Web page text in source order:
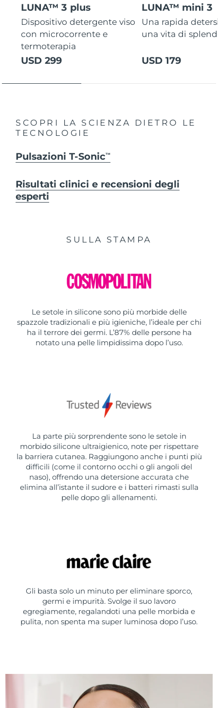
LUNA™ 3 plus
Dispositivo detergente viso
con microcorrente e
termoterapia
USD 299
LUNA™ mini 3
Una rapida
una vita di
USD 179
SCOPRI LA SCIENZA DIETRO LE
TECNOLOGIE
Pulsazioni T-SonicTM
Risultati clinici e recensioni degli
esperti
SULLA STAMPA
Le setole in silicone sono più morbide delle
spazzole tradizionali e più igieniche, l’ideale per chi
ha il terrore dei germi. L’87% delle persone ha
notato una pelle limpidissima dopo l’uso.
La parte più sorprendente sono le setole in
morbido silicone ultraigienico, note per rispettare
la barriera cutanea. Raggiungono anche i punti più
difficili (come il contorno occhi o gli angoli del
naso), offrendo una detersione accurata che
elimina all’istante il sudore e i batteri rimasti sulla
pelle dopo gli allenamenti.
Gli basta solo un minuto per eliminare sporco,
germi e impurità. Svolge il suo lavoro
egregiamente, regalandoti una pelle morbida e
pulita, non spenta ma super luminosa dopo l’uso.